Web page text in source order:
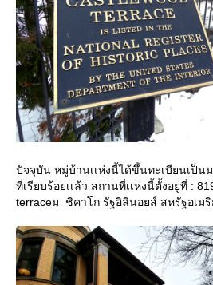
ปัจจุบัน หมู่บ้านเเห่งนี้ได้ขึ้นทะเบียนเป็น
ที่เรียบร้อยเเล้ว สถานที่เเห่งนี้ตั้งอยู่ที่ :
terraceม ชิคาโก รัฐอิลินอยส์ สหรัฐอเมริ